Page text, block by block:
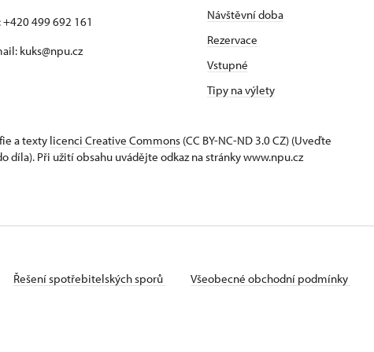
+420 499 692 161
kuks@npu.cz
Návštěvní doba
Rezervace
Vstupné
Tipy na výlety
a texty licenci Creative Commons (CC BY-NC-ND 3.0 CZ) (Uveďte
díla). Při užití obsahu uvádějte odkaz na stránky www.npu.cz
Řešení spotřebitelských sporů Všeobecné obchodní podmínky